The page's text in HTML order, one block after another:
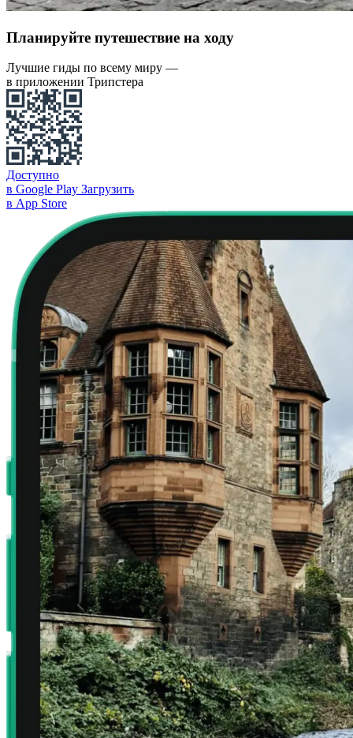
Планируйте путешествие на ходу
Лучшие гиды по всему миру —
в приложении Трипстера
Доступно
в Google Play Загрузить
в App Store